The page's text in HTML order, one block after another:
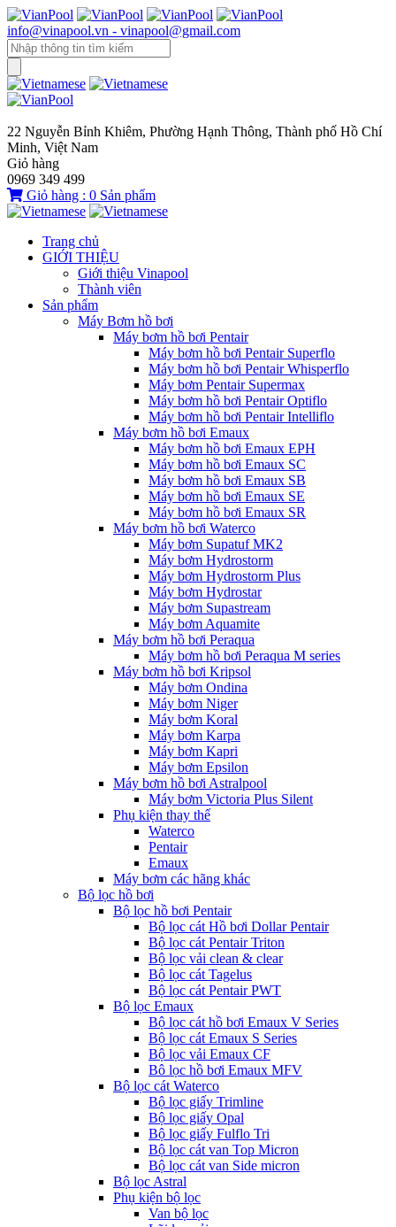
info@vinapool.vn - vinapool@gmail.com
22 Nguyễn Bỉnh Khiêm, Phường Hạnh Thông, Thành phố Hồ Chí
Minh, Việt Nam
Giỏ hàng
0969 349 499
Giỏ hàng : 0 Sản phẩm
Trang chủ
GIỚI THIỆU
Giới thiệu Vinapool
Thành viên
Sản phẩm
Máy Bơm hồ bơi
Máy bơm hồ bơi Pentair
Máy bơm hồ bơi Pentair Superflo
Máy bơm hồ bơi Pentair Whisperflo
Máy bơm Pentair Supermax
Máy bơm hồ bơi Pentair Optiflo
Máy bơm hồ bơi Pentair Intelliflo
Máy bơm hồ bơi Emaux
Máy bơm hồ bơi Emaux EPH
Máy bơm hồ bơi Emaux SC
Máy bơm hồ bơi Emaux SB
Máy bơm hồ bơi Emaux SE
Máy bơm hồ bơi Emaux SR
Máy bơm hồ bơi Waterco
Máy bơm Supatuf MK2
Máy bơm Hydrostorm
Máy bơm Hydrostorm Plus
Máy bơm Hydrostar
Máy bơm Supastream
Máy bơm Aquamite
Máy bơm hồ bơi Peraqua
Máy bơm hồ bơi Peraqua M series
Máy bơm hồ bơi Kripsol
Máy bơm Ondina
Máy bơm Niger
Máy bơm Koral
Máy bơm Karpa
Máy bơm Kapri
Máy bơm Epsilon
Máy bơm hồ bơi Astralpool
Máy bơm Victoria Plus Silent
Phụ kiện thay thế
Waterco
Pentair
Emaux
Máy bơm các hãng khác
Bộ lọc hồ bơi
Bộ lọc hồ bơi Pentair
Bộ lọc cát Hồ bơi Dollar Pentair
Bộ lọc cát Pentair Triton
Bộ lọc vải clean & clear
Bộ lọc cát Tagelus
Bộ lọc cát Pentair PWT
Bộ lọc Emaux
Bộ lọc cát hồ bơi Emaux V Series
Bộ lọc cát Emaux S Series
Bộ lọc vải Emaux CF
Bô lọc hồ bơi Emaux MFV
Bộ lọc cát Waterco
Bộ lọc giấy Trimline
Bộ lọc giấy Opal
Bộ lọc giấy Fulflo Tri
Bộ lọc cát van Top Micron
Bộ lọc cát van Side micron
Bộ lọc Astral
Phụ kiện bộ lọc
Van bộ lọc